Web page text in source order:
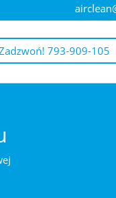
793-909-105